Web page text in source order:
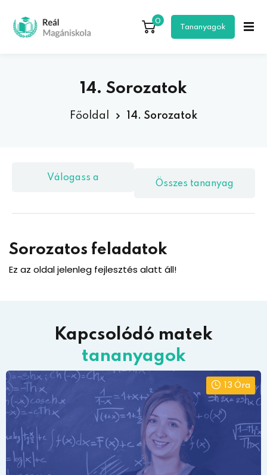
0
Tananyagok
14. Sorozatok
Főoldal 14. Sorozatok
Válogass a
Összes tananyag
csomagban!
Sorozatos feladatok
Ez az oldal jelenleg fejlesztés alatt áll!
Kapcsolódó matek
tananyagok
13 Óra
Bejelentkezés Regisztráció
Még nem regisztráltál? Regisztráció